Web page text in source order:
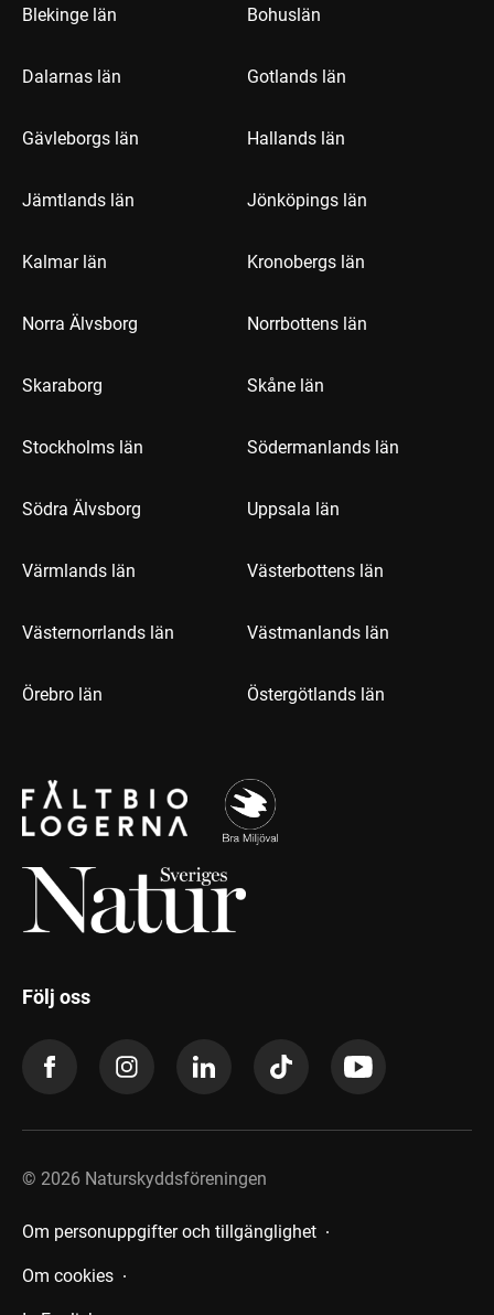
Blekinge län Bohuslän
Dalarnas län Gotlands län
Gävleborgs län Hallands län
Jämtlands län Jönköpings län
Kalmar län Kronobergs län
Norra Älvsborg Norrbottens län
Skaraborg Skåne län
Stockholms län Södermanlands län
Södra Älvsborg Uppsala län
Värmlands län Västerbottens län
Västernorrlands län Västmanlands län
Örebro län Östergötlands län
Följ oss
© 2026 Naturskyddsföreningen
Om personuppgifter och tillgänglighet
Om cookies